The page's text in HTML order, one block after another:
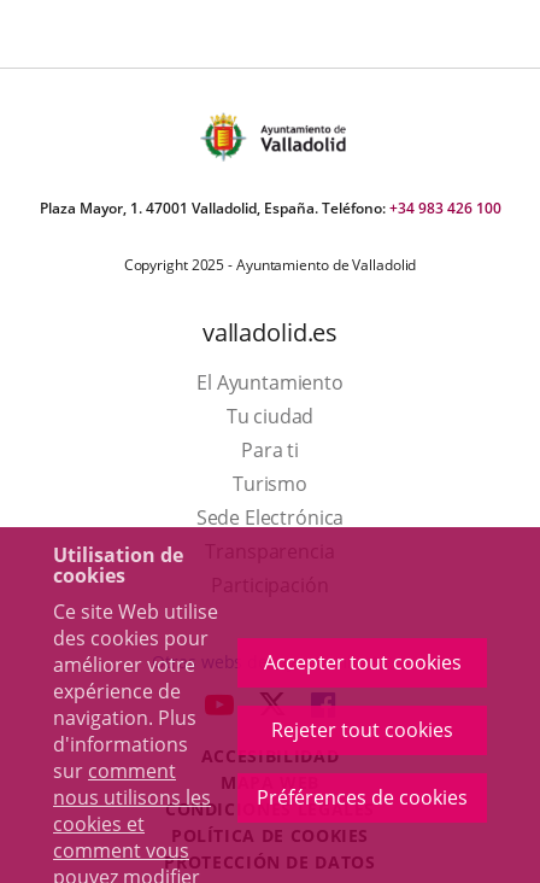
Utilisation de
cookies
Ce site Web utilise
des cookies pour
améliorer votre
expérience de
navigation. Plus
d'informations
sur comment
nous utilisons les
cookies et
comment vous
pouvez modifier
Accepter tout cookies
Rejeter tout cookies
Préférences de cookies
Plaza Mayor, 1. 47001 Valladolid, España. Teléfono:+34 983 426 100
Copyright 2025 - Ayuntamiento de Valladolid
valladolid.es
El Ayuntamiento
Tu ciudad
Para ti
TurismoEste
enlace
una
ventana
nueva.
Sede Electrónica
externa.
Otras webs del ayuntamiento
ENLACE
UNA
APLICACIÓN
EXTERNA.
ENLACE
A
UNA
APLICACIÓN
EXTERNA.
ENLACE
A
UNA
APLICACIÓN
EXTERNA.
ACCESIBILIDAD
MAPA WEB
CONDICIONES LEGALES
POLÍTICA DE COOKIES
PROTECCIÓN DE DATOS